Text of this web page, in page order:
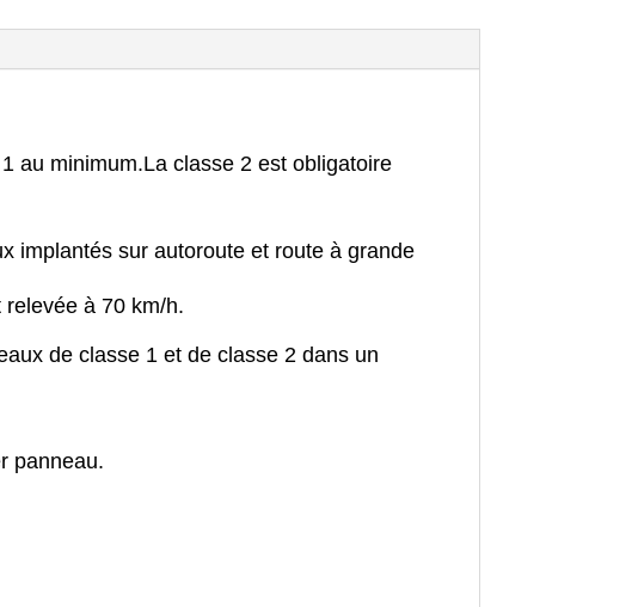
au minimum.La classe 2 est obligatoire
implantés sur autoroute et route à grande
à 70 km/h.
de classe 1 et de classe 2 dans un
panneau.